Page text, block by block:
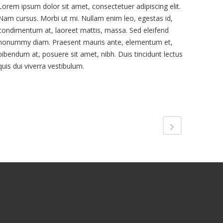
ipsum dolor sit amet, consectetuer adipiscing elit.
cursus. Morbi ut mi. Nullam enim leo, egestas id,
at, laoreet mattis, massa. Sed eleifend
diam. Praesent mauris ante, elementum et,
at, posuere sit amet, nibh. Duis tincidunt lectus
dui viverra vestibulum.